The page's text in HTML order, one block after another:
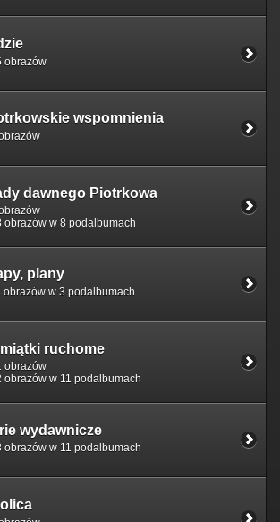
obrazów
wspomnienia
dawnego Piotrkowa
obrazów w 8 podalbumach
plany
obrazów w 3 podalbumach
ruchome
obrazów
obrazów w 11 podalbumach
wydawnicze
obrazów w 11 podalbumach